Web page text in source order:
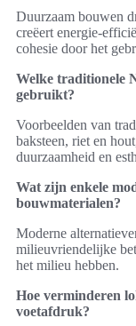
Duurzaam bouwen
creëert energie-
cohesie door het
Welke traditionele
gebruikt?
Voorbeelden van
baksteen, riet en
duurzaamheid en
Wat zijn enkele
bouwmaterialen?
Moderne
milieuvriendelijke
het milieu hebben.
Hoe verminderen
voetafdruk?